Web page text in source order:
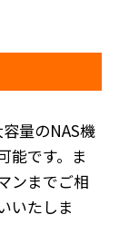
量のNAS機
能です。ま
ンまでご相
いたしま